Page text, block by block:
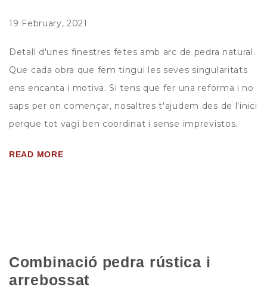
19 February, 2021
Detall d'unes finestres fetes amb arc de pedra natural.
Que cada obra que fem tingui les seves singularitats
ens encanta i motiva. Si tens que fer una reforma i no
saps per on començar, nosaltres t'ajudem des de l'inici
perque tot vagi ben coordinat i sense imprevistos.
READ MORE
Combinació pedra rústica i
arrebossat